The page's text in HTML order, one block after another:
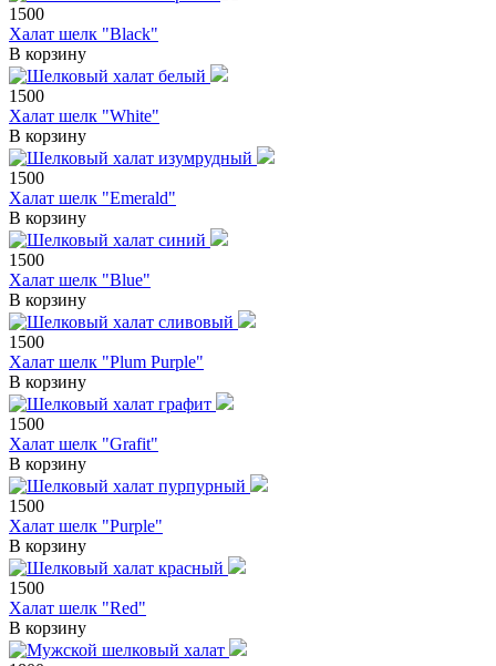
1500
Халат шелк "Black"
В корзину
1500
Халат шелк "White"
В корзину
1500
Халат шелк "Emerald"
В корзину
1500
Халат шелк "Blue"
В корзину
1500
Халат шелк "Plum Purple"
В корзину
1500
Халат шелк "Grafit"
В корзину
1500
Халат шелк "Purple"
В корзину
1500
Халат шелк "Red"
В корзину